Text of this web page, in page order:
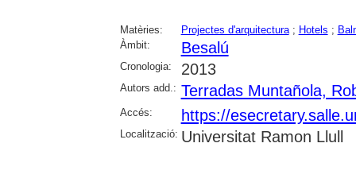
Matèries: Projectes d'arquitectura; Hotels ;
Àmbit:
Besalú
Cronologia: 2013
Autors add.: Terradas Muntañola,
Accés: https://
Localització: Universitat Ramon Llull